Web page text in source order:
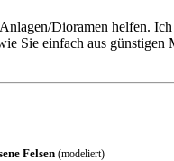
Dioramen helfen.
Sie einfach aus günstigen
Felsen (modeliert)